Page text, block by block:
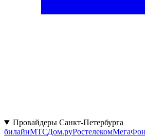
Провайдеры Санкт-Петербурга
билайнМТСДом.руРостелекомМегаФон